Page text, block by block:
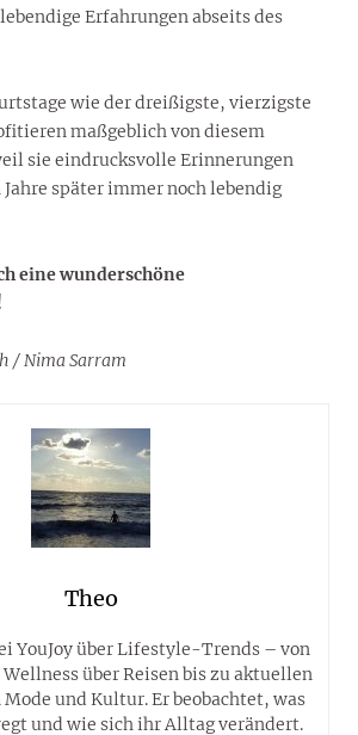
Erfahrungen abseits des
wie der dreißigste, vierzigste
maßgeblich von diesem
sie eindrucksvolle Erinnerungen
später immer noch lebendig
eine wunderschöne
/ Nima Sarram
Theo
YouJoy über Lifestyle-Trends – von
über Reisen bis zu aktuellen
und Kultur. Er beobachtet, was
und wie sich ihr Alltag verändert.